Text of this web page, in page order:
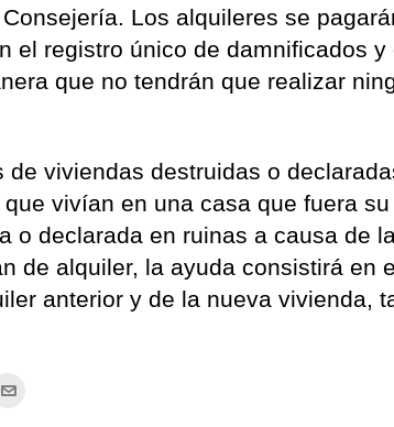
Los alquileres se
el registro único de damnificados y
que no tendrán que realizar
viviendas destruidas o
vivían en una casa que fuera
o declarada en ruinas a causa de
de alquiler, la ayuda consistirá en
anterior y de la nueva vivienda,